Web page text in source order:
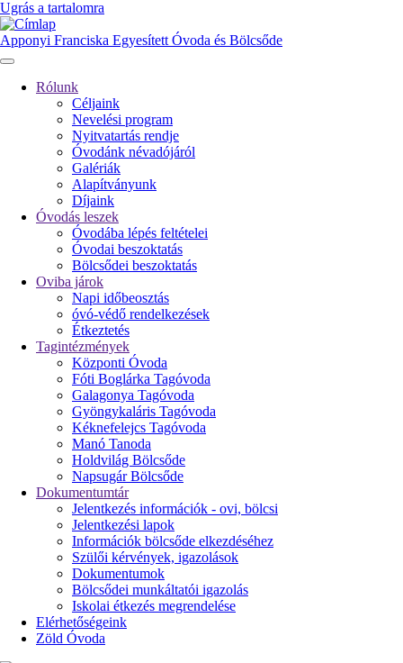
Ugrás a tartalomra
Apponyi Franciska Egyesített Óvoda és Bölcsőde
navigáció
Rólunk
Céljaink
Nevelési program
Nyitvatartás rendje
Óvodánk névadójáról
Galériák
Alapítványunk
Díjaink
Óvodás leszek
Óvodába lépés feltételei
Óvodai beszoktatás
Bölcsődei beszoktatás
Oviba járok
Napi időbeosztás
óvó-védő rendelkezések
Étkeztetés
Tagintézmények
Központi Óvoda
Fóti Boglárka Tagóvoda
Galagonya Tagóvoda
Gyöngykaláris Tagóvoda
Kéknefelejcs Tagóvoda
Manó Tanoda
Holdvilág Bölcsőde
Napsugár Bölcsőde
Dokumentumtár
Jelentkezés információk - ovi, bölcsi
Jelentkezési lapok
Információk bölcsőde elkezdéséhez
Szülői kérvények, igazolások
Dokumentumok
Bölcsődei munkáltatói igazolás
Iskolai étkezés megrendelése
Elérhetőségeink
Zöld Óvoda